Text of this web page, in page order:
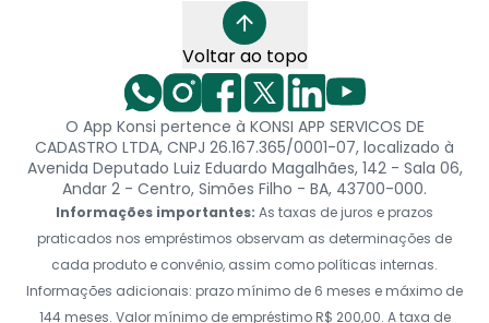
Voltar ao topo
O App Konsi pertence à KONSI APP SERVICOS DE
CADASTRO LTDA, CNPJ 26.167.365/0001-07, localizado à
Avenida Deputado Luiz Eduardo Magalhães, 142 - Sala 06,
Andar 2 - Centro, Simões Filho - BA, 43700-000.
Informações importantes: As taxas de juros e prazos
praticados nos empréstimos observam as determinações de
cada produto e convênio, assim como políticas internas.
Informações adicionais: prazo mínimo de 6 meses e máximo de
144 meses. Valor mínimo de empréstimo R$ 200,00. A taxa de